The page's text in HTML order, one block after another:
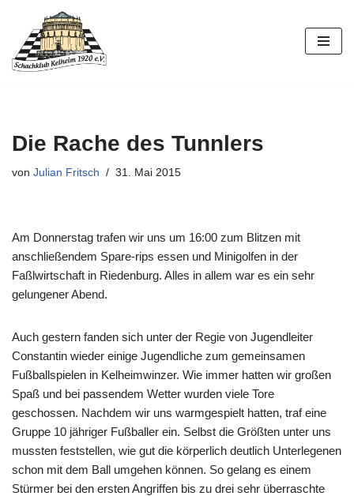
Zum
Inhalt
Die Rache des Tunnlers
von Julian Fritsch 31. Mai 2015
Am Donnerstag trafen wir uns um 16:00 zum Blitzen mit
anschließendem Spare-rips essen und Minigolfen in der
Faßlwirtschaft in Riedenburg. Alles in allem war es ein sehr
gelungener Abend.
Auch gestern fanden sich unter der Regie von Jugendleiter
Constantin wieder einige Jugendliche zum gemeinsamen
Fußballspielen in Kelheimwinzer. Wie immer hatten wir großen
Spaß und bei passendem Wetter wurden viele Tore
geschossen. Nachdem wir uns warmgespielt hatten, traf eine
Gruppe 10 jähriger Fußballer ein. Selbst die Größten unter uns
mussten feststellen, wie gut die körperlich deutlich Unterlegenen
schon mit dem Ball umgehen können. So gelang es einem
Stürmer bei den ersten Angriffen bis zu drei sehr überraschte